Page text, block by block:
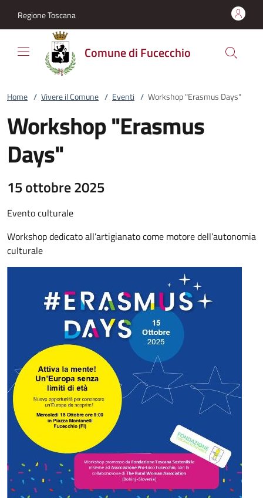
Regione Toscana
Comune di Fucecchio
Home / Vivere il Comune / Eventi / Workshop "Erasmus Days"
Workshop "Erasmus
Days"
15 ottobre 2025
Evento culturale
Workshop dedicato all’artigianato come motore dell’autonomia
culturale